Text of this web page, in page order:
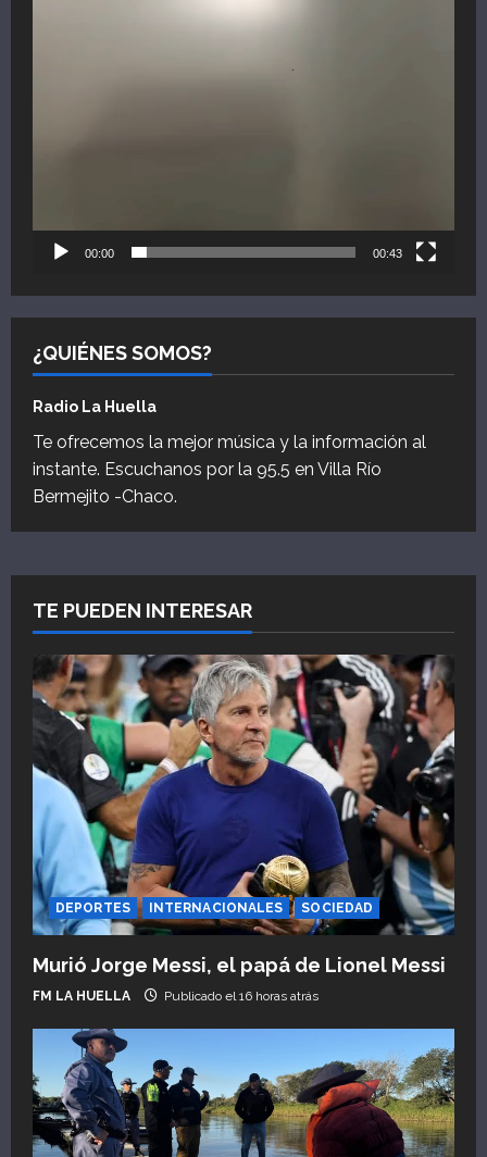
00:00 00:43
¿QUIÉNES SOMOS?
Radio La Huella
Te ofrecemos la mejor música y la información al
instante. Escuchanos por la 95.5 en Villa Río
Bermejito -Chaco.
TE PUEDEN INTERESAR
DEPORTES INTERNACIONALES SOCIEDAD
Murió Jorge Messi, el papá de Lionel Messi
FM LA HUELLA Publicado el 16 horas atrás